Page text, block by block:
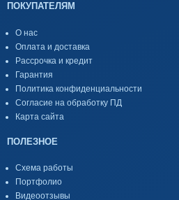
ПОКУПАТЕЛЯМ
О нас
Оплата и доставка
Рассрочка и кредит
Гарантия
Политика конфиденциальности
Согласие на обработку ПД
Карта сайта
ПОЛЕЗНОЕ
Схема работы
Портфолио
Видеоотзывы